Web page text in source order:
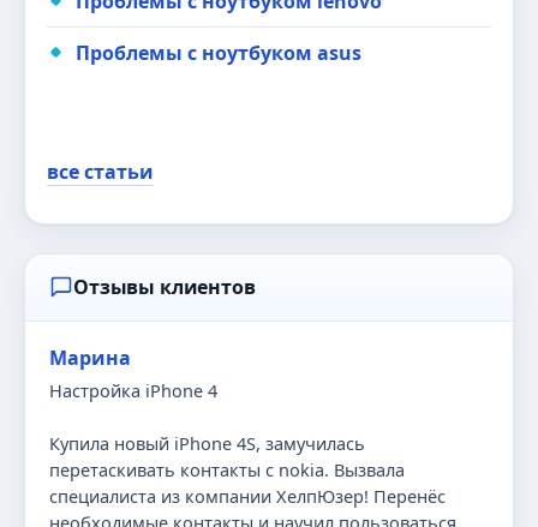
Проблемы с ноутбуком asus
все статьи
Отзывы клиентов
Марина
Настройка iPhone 4
Купила новый iPhone 4S, замучилась
перетаскивать контакты с nokia. Вызвала
специалиста из компании ХелпЮзер! Перенёс
необходимые контакты и научил пользоваться